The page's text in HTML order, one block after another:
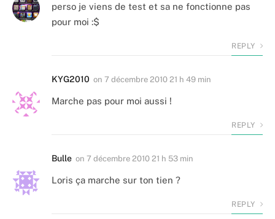
perso je viens de test et sa ne fonctionne pas
pour moi :$
REPLY
KYG2010 on 7 décembre 2010 21 h 49 min
Marche pas pour moi aussi !
REPLY
Bulle on 7 décembre 2010 21 h 53 min
Loris ça marche sur ton tien ?
REPLY